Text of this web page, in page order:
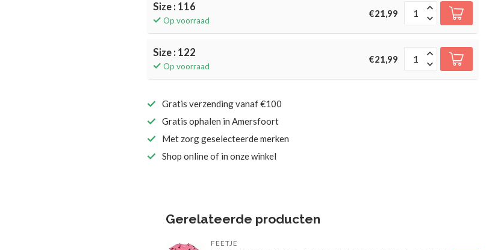
Size : 116
Op voorraad
€21,99
Size : 122
Op voorraad
€21,99
Gratis verzending vanaf €100
Gratis ophalen in Amersfoort
Met zorg geselecteerde merken
Shop online of in onze winkel
Gerelateerde producten
FEETJE